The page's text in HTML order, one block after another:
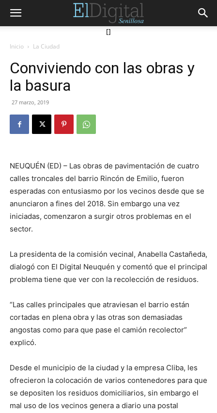
[]
Inicio La Ciudad
Conviviendo con las obras y
la basura
27 marzo, 2019
NEUQUÉN (ED) – Las obras de pavimentación de cuatro
calles troncales del barrio Rincón de Emilio, fueron
esperadas con entusiasmo por los vecinos desde que se
anunciaron a fines del 2018. Sin embargo una vez
iniciadas, comenzaron a surgir otros problemas en el
sector.
La presidenta de la comisión vecinal, Anabella Castañeda,
dialogó con El Digital Neuquén y comentó que el principal
problema tiene que ver con la recolección de residuos.
“Las calles principales que atraviesan el barrio están
cortadas en plena obra y las otras son demasiadas
angostas como para que pase el camión recolector”
explicó.
Desde el municipio de la ciudad y la empresa Cliba, les
ofrecieron la colocación de varios contenedores para que
se depositen los residuos domiciliarios, sin embargo el
mal uso de los vecinos genera a diario una postal